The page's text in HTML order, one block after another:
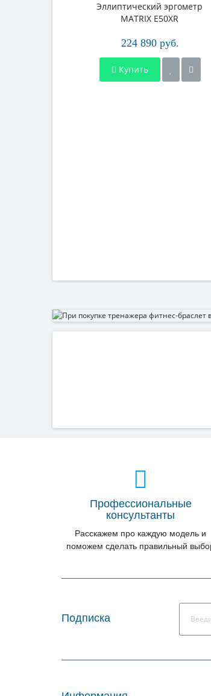
Эллиптический эргометр
MATRIX E50XR
224 890 руб.
Купить
Профессиональные
консультанты
Расскажем про каждую модель и
поможем сделать правильный
Подписка